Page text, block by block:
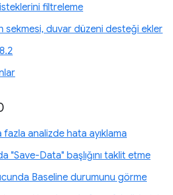
filtreleme
sekmesi, duvar düzeni desteği ekler
fazla analizde hata ayıklama
"Save-Data" başlığını taklit etme
Baseline durumunu görme